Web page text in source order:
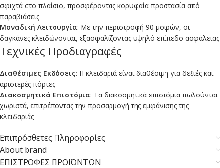
σφιχτά στο πλαίσιο, προσφέροντας κορυφαία προστασία από
παραβιάσεις
Μοναδική Λειτουργία: Με την περιστροφή 90 μοιρών, οι
δαγκάνες κλειδώνονται, εξασφαλίζοντας υψηλό επίπεδο ασφάλειας
Τεχνικές Προδιαγραφές
Διαθέσιμες Εκδόσεις: Η κλειδαριά είναι διαθέσιμη για δεξιές και
αριστερές πόρτες
Διακοσμητικά Επιστόμια: Τα διακοσμητικά επιστόμια πωλούνται
χωριστά, επιτρέποντας την προσαρμογή της εμφάνισης της
κλειδαριάς
Επιπρόσθετες Πληροφορίες
About brand
ΕΠΙΣΤΡΟΦΕΣ ΠΡΟΪΟΝΤΩΝ